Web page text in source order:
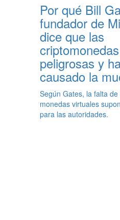
Por qué Bill
fundador de
dice que las
peligrosas y
causado la
Según Gates, la falta
monedas virtuales
para las autoridades.